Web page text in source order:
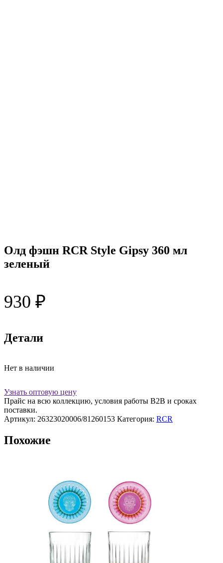
Олд фэшн RCR Style Gipsy 360 мл
зеленый
930 ₽
Детали
Нет в наличии
Узнать оптовую цену
Прайс на всю коллекцию, условия работы В2В и сроках
поставки.
Артикул: 26323020006/81260153 Категория: RCR
Похожие